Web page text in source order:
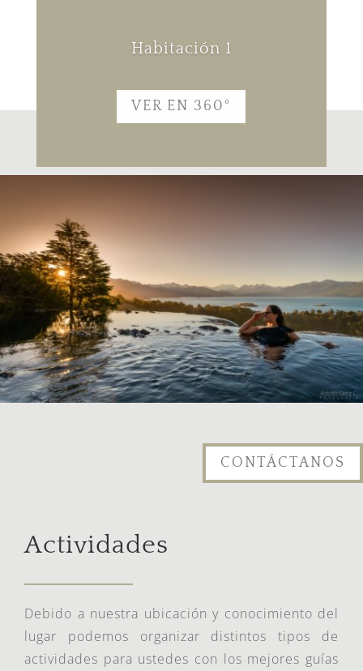
Habitación 1
VER EN 360°
CONTÁCTANOS
Actividades
Debido a nuestra ubicación y conocimiento del
lugar podemos organizar distintos tipos de
actividades para ustedes con los mejores guías